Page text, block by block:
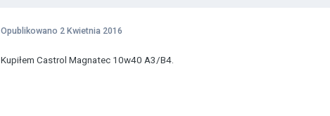
Opublikowano 2 Kwietnia 2016
Kupiłem Castrol Magnatec 10w40 A3/B4.